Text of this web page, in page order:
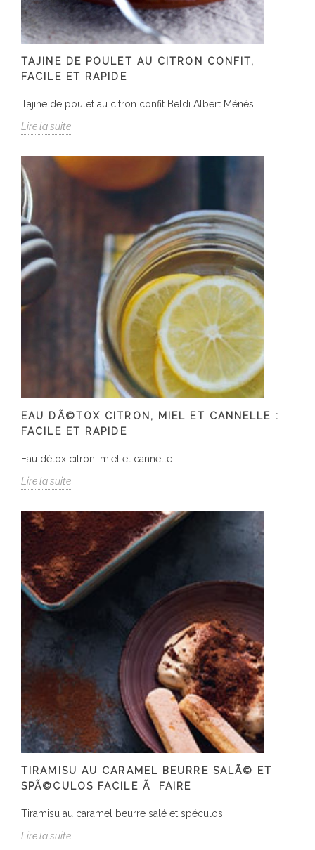
TAJINE DE POULET AU CITRON CONFIT,
FACILE ET RAPIDE
Tajine de poulet au citron confit Beldi Albert Ménès
Lire la suite
EAU DÃ©TOX CITRON, MIEL ET CANNELLE :
FACILE ET RAPIDE
Eau détox citron, miel et cannelle
Lire la suite
TIRAMISU AU CARAMEL BEURRE SALÃ© ET
SPÃ©CULOS FACILE Ã FAIRE
Tiramisu au caramel beurre salé et spéculos
Lire la suite